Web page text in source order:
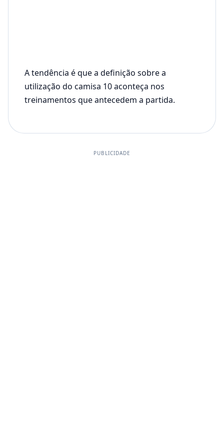
A tendência é que a definição sobre a
utilização do camisa 10 aconteça nos
treinamentos que antecedem a partida.
PUBLICIDADE